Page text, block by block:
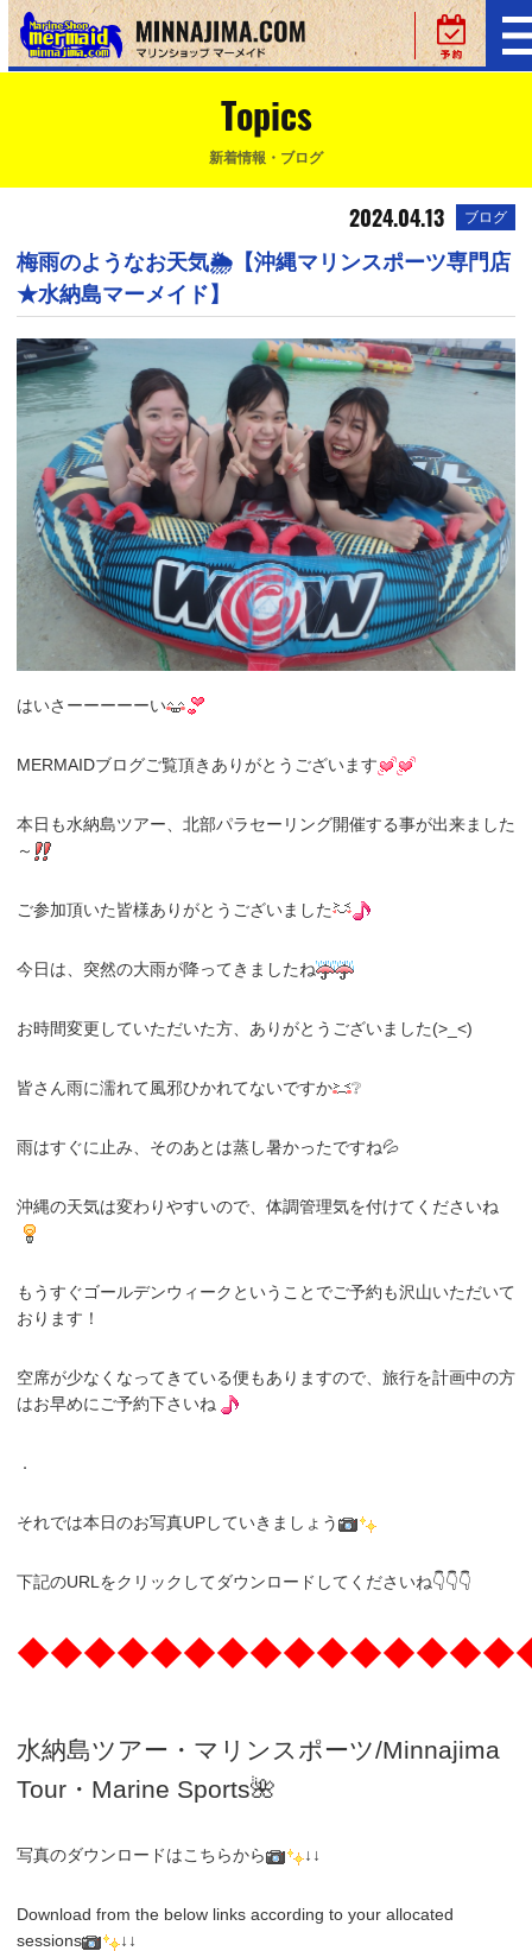
Topics
新着情報・ブログ
2024.04.13 ブログ
梅雨のようなお天気🌦【沖縄マリンスポーツ専門店
★水納島マーメイド】
はいさーーーーーい
MERMAIDブログご覧頂きありがとうございます
本日も水納島ツアー、北部パラセーリング開催する事が出来ました
～
ご参加頂いた皆様ありがとうございました
今日は、突然の大雨が降ってきましたね
お時間変更していただいた方、ありがとうございました(>_<)
皆さん雨に濡れて風邪ひかれてないですか ❔
雨はすぐに止み、そのあとは蒸し暑かったですね💦
沖縄の天気は変わりやすいので、体調管理気を付けてくださいね
もうすぐゴールデンウィークということでご予約も沢山いただいて
おります！
空席が少なくなってきている便もありますので、旅行を計画中の方
はお早めにご予約下さいね
．
それでは本日のお写真UPしていきましょう
下記のURLをクリックしてダウンロードしてくださいね👇👇👇
水納島ツアー・マリンスポーツ/Minnajima
Tour・Marine Sports🌺
写真のダウンロードはこちらから ↓↓
Download from the below links according to your allocated
sessions
↓↓